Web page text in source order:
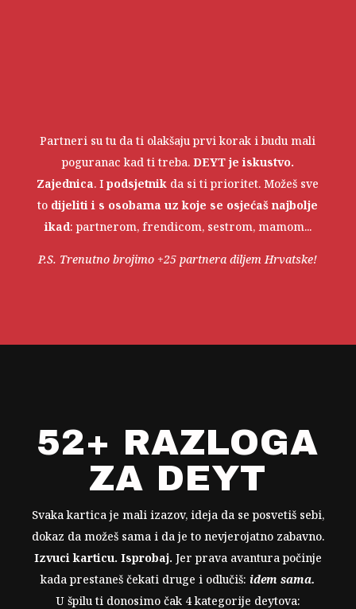
Partneri su tu da ti olakšaju prvi korak i budu mali
poguranac kad ti treba. DEYT je iskustvo.
Zajednica. Ipodsjetnik da si ti prioritet. Možeš sve
to dijeliti i s osobama uz koje se osjećaš najbolje
ikad: partnerom, frendicom, sestrom, mamom...
P.S. Trenutno brojimo +25 partnera diljem Hrvatske!
52+ RAZLOGA
ZA DEYT
Svaka kartica je mali izazov, ideja da se posvetiš sebi,
dokaz da možeš sama i da je to nevjerojatno zabavno.
Izvuci karticu. Isprobaj. Jer prava avantura počinje
kada prestaneš čekati druge i odlučiš:idem sama.
U špilu ti donosimo čak 4 kategorije deytova: